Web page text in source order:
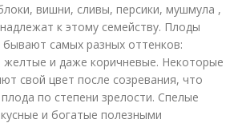
вишни, сливы, персики, мушмула ,
к этому семейству. Плоды
бывают самых разных оттенков:
желтые и даже коричневые. Некоторые
свой цвет после созревания, что
по степени зрелости. Спелые
и богатые полезными